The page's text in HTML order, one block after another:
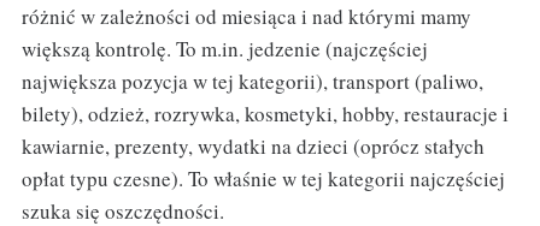
różnić w zależności od miesiąca i nad którymi mamy
większą kontrolę. To m.in. jedzenie (najczęściej
największa pozycja w tej kategorii), transport (paliwo,
bilety), odzież, rozrywka, kosmetyki, hobby, restauracje i
kawiarnie, prezenty, wydatki na dzieci (oprócz stałych
opłat typu czesne). To właśnie w tej kategorii najczęściej
szuka się oszczędności.